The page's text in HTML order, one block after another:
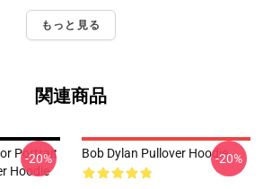
もっと見る
関連商品
Portrait
Hoodie
-20% Bob Dylan Pullover Hoodie-20%